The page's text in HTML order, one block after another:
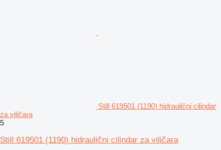
Still 619501 (1190) hidraulični cilindar
za viličara
5
Still 619501 (1190) hidraulični cilindar za viličara